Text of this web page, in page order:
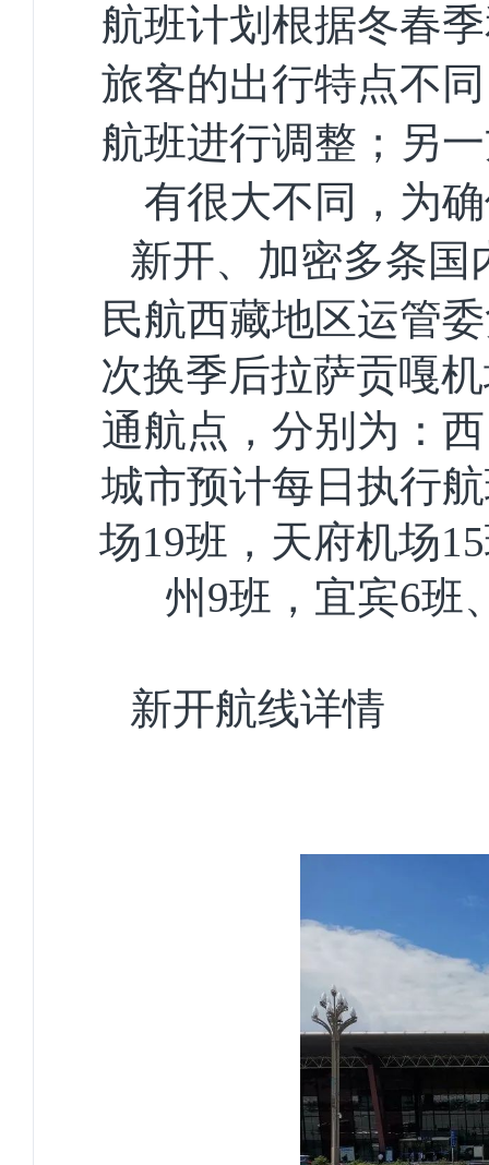
航班计划根据冬春
旅客的出行特点不
航班进行调整；另
有很大不同，为
新开、加密多条国
民航西藏地区运管
次换季后拉萨贡嘎
通航点，分别为：
城市预计每日执行
场19班，天府机场
州9班，宜宾6班
新开航线详情